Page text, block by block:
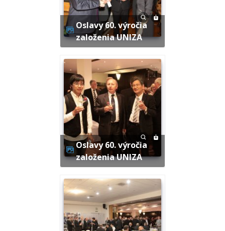
Oslavy 60. výročia
založenia UNIZA
Oslavy 60. výročia
založenia UNIZA